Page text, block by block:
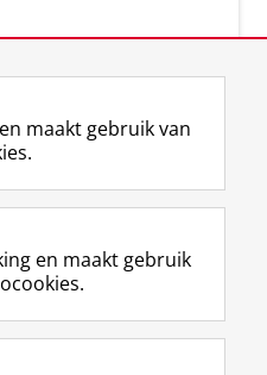
F
a
e
b
o
L
i
k
e
I
R
S
-
f
e
I
n
t
r
Y
o
T
e
maakt gebruik van
en maakt gebruik